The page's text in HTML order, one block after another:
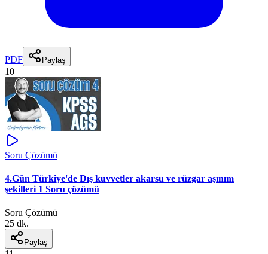
PDF Paylaş
10
Soru Çözümü
4.Gün Türkiye'de Dış kuvvetler akarsu ve rüzgar aşınım
şekilleri 1 Soru çözümü
Soru Çözümü
25 dk.
Paylaş